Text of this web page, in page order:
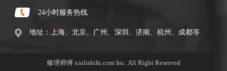
24小时服务热线
地址：上海、北京、广州、深圳、济南、杭州、成都等
修理师傅 xiulishifu.com Inc .All Right Reserved